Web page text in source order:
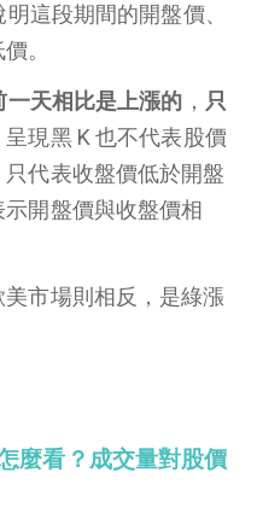
這段期間的開盤價、
。
一天相比是上漲的 ， 只
呈現黑 K 也不代表股價
代表收盤價低於開盤
開盤價與收盤價相
美市場則相反，是綠漲
麼看？成交量對股價